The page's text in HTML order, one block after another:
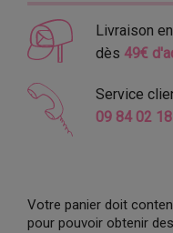
Livraison
dès 49€
Service
09 84 02
Votre panier doit
pour pouvoir obtenir